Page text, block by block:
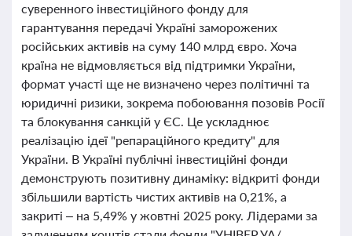
суверенного інвестиційного фонду для
гарантування передачі Україні заморожених
російських активів на суму 140 млрд євро. Хоча
країна не відмовляється від підтримки України,
формат участі ще не визначено через політичні та
юридичні ризики, зокрема побоювання позовів Росії
та блокування санкцій у ЄС. Це ускладнює
реалізацію ідеї "репараційного кредиту" для
України. В Україні публічні інвестиційні фонди
демонструють позитивну динаміку: відкриті фонди
збільшили вартість чистих активів на 0,21%, а
закриті – на 5,49% у жовтні 2025 року. Лідерами за